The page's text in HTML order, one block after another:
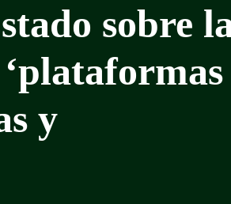
sobre
y